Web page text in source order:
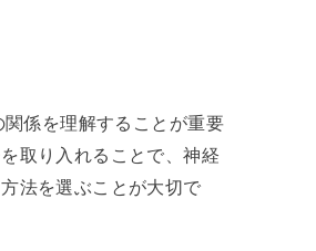
係を理解することが重要
取り入れることで、神経
法を選ぶことが大切で